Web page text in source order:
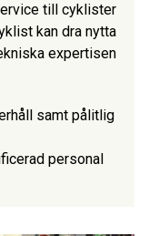
till cyklister
kan dra nytta
expertisen
samt pålitlig
personal